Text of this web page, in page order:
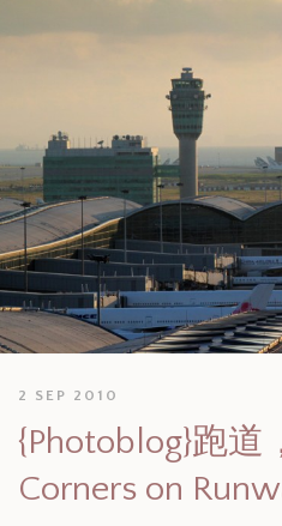
2 SEP 2010
{Photoblog}跑道
Corners on